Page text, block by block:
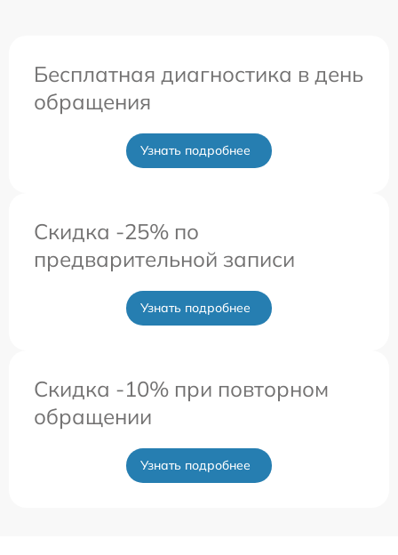
Бесплатная диагностика в день
обращения
Узнать подробнее
Скидка -25% по
предварительной записи
Узнать подробнее
Скидка -10% при повторном
обращении
Узнать подробнее